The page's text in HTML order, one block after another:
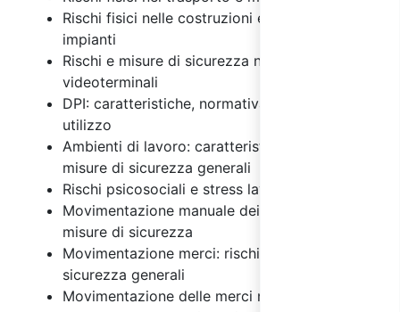
Rischi fisici nelle costruzioni e installazione di
impianti
Rischi e misure di sicurezza nell'uso dei
videoterminali
DPI: caratteristiche, normativa e regole di
utilizzo
Ambienti di lavoro: caratteristiche, rischi e
misure di sicurezza generali
Rischi psicosociali e stress lavoro correlato
Movimentazione manuale dei carichi: rischi e
misure di sicurezza
Movimentazione merci: rischi e misure di
sicurezza generali
Movimentazione delle merci nelle attività di